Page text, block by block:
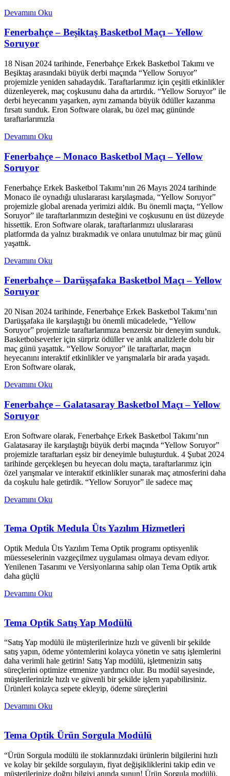
Devamını Oku
Fenerbahçe – Beşiktaş Basketbol Maçı – Yellow
Soruyor
18 Nisan 2024 tarihinde, Fenerbahçe Erkek Basketbol Takımı ve
Beşiktaş arasındaki büyük derbi maçında “Yellow Soruyor”
projemizle yeniden sahadaydık. Taraftarlarımız için çeşitli etkinlikler
düzenleyerek, maç coşkusunu daha da artırdık. “Yellow Soruyor” ile
derbi heyecanını yaşarken, aynı zamanda büyük ödüller kazanma
fırsatı sunduk. Eron Software olarak, bu özel maç gününde
taraftarlarımızla
Devamını Oku
Fenerbahçe – Monaco Basketbol Maçı – Yellow
Soruyor
Fenerbahçe Erkek Basketbol Takımı’nın 26 Mayıs 2024 tarihinde
Monaco ile oynadığı uluslararası karşılaşmada, “Yellow Soruyor”
projemizle global arenada yerimizi aldık. Bu önemli maçta, “Yellow
Soruyor” ile taraftarlarımızın desteğini ve coşkusunu en üst düzeyde
hissettik. Eron Software olarak, taraftarlarımızı uluslararası
platformda da yalnız bırakmadık ve onlara unutulmaz bir maç günü
yaşattık.
Devamını Oku
Fenerbahçe – Darüşşafaka Basketbol Maçı – Yellow
Soruyor
20 Nisan 2024 tarihinde, Fenerbahçe Erkek Basketbol Takımı’nın
Darüşşafaka ile karşılaştığı bu önemli mücadelede, “Yellow
Soruyor” projemizle taraftarlarımıza benzersiz bir deneyim sunduk.
Basketbolseverler için sürpriz ödüller ve anlık analizlerle dolu bir
maç günü yaşattık. “Yellow Soruyor” ile taraftarlar, maçın
heyecanını interaktif etkinlikler ve yarışmalarla bir arada yaşadı.
Eron Software olarak,
Devamını Oku
Fenerbahçe – Galatasaray Basketbol Maçı – Yellow
Soruyor
Eron Software olarak, Fenerbahçe Erkek Basketbol Takımı’nın
Galatasaray ile karşılaştığı büyük derbi maçında “Yellow Soruyor”
projemizle taraftarları eşsiz bir deneyimle buluşturduk. 4 Şubat 2024
tarihinde gerçekleşen bu heyecan dolu maçta, taraftarlarımız için
özel yarışmalar ve interaktif etkinlikler sunarak maç atmosferini daha
da coşkulu hale getirdik. “Yellow Soruyor” ile sadece maç
Devamını Oku
Tema Optik Medula Üts Yazılım Hizmetleri
Optik Medula Üts Yazılım Tema Optik programı optisyenlik
müesseselerinin vazgeçilmez uygulaması olmaya devam ediyor.
Yenilenen Tasarımı ve Versiyonlarına sahip olan Tema Optik artık
daha güçlü
Devamını Oku
Tema Optik Satış Yap Modülü
“Satış Yap modülü ile müşterilerinize hızlı ve güvenli bir şekilde
satış yapın, ödeme yöntemlerini kolayca yönetin ve satış işlemlerini
daha verimli hale getirin! Satış Yap modülü, işletmenizin satış
süreçlerini optimize etmenize yardımcı olur. Bu modül sayesinde,
müşterilerinizle hızlı ve güvenli bir şekilde işlem yapabilirsiniz.
Ürünleri kolayca sepete ekleyip, ödeme süreçlerini
Devamını Oku
Tema Optik Ürün Sorgula Modülü
“Ürün Sorgula modülü ile stoklarınızdaki ürünlerin bilgilerini hızlı
ve kolay bir şekilde sorgulayın, fiyat değişikliklerini takip edin ve
müşterilerinize doğru bilgiyi anında sunun! Ürün Sorgula modülü,